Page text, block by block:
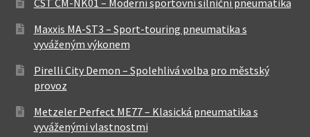
CST CM-NK01 – Moderní sportovní silniční pneumatika
Maxxis MA-ST3 – Sport-touring pneumatika s
vyváženým výkonem
Pirelli City Demon – Spolehlivá volba pro městský
provoz
Metzeler Perfect ME77 – Klasická pneumatika s
vyváženými vlastnostmi